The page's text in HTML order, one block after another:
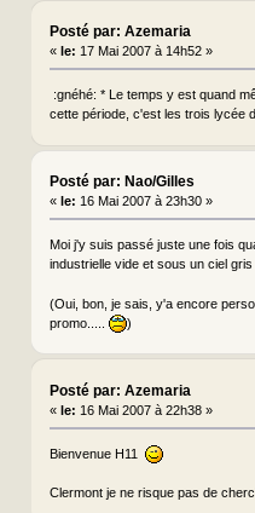
Posté par: Azemaria
« le: 17 Mai 2007 à 14h52 »
:gnéhé: * Le temps y est quand
cette période, c'est les trois lycée
Posté par: Nao/Gilles
« le: 16 Mai 2007 à 23h30 »
Moi j'y suis passé juste une fois
industrielle vide et sous un ciel gris
(Oui, bon, je sais, y'a encore
promo.....
)
Posté par: Azemaria
« le: 16 Mai 2007 à 22h38 »
Bienvenue H11
Clermont je ne risque pas de